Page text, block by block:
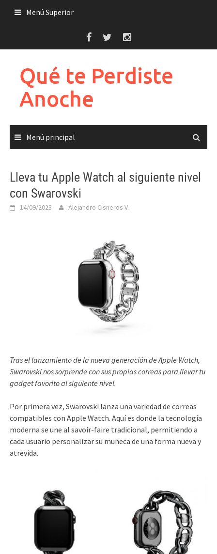
Menú Superior
Qué te Perdiste
Anoche
Menú principal
Lleva tu Apple Watch al siguiente nivel
con Swarovski
14/09/2023 Alejandro Cisneros V.
Tras el lanzamiento de la nueva generación de Apple Watch,
Swarovski nos sorprende con sus propias correas para llevar tu
gadget favorito al siguiente nivel.
Por primera vez, Swarovski lanza una variedad de correas
compatibles con Apple Watch. Aquí es donde la tecnología
moderna se une al savoir-faire tradicional, permitiendo a
cada usuario personalizar su muñeca de una forma nueva y
atrevida.